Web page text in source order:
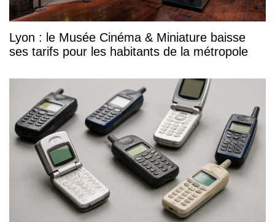
Lyon : le Musée Cinéma & Miniature baisse
ses tarifs pour les habitants de la métropole